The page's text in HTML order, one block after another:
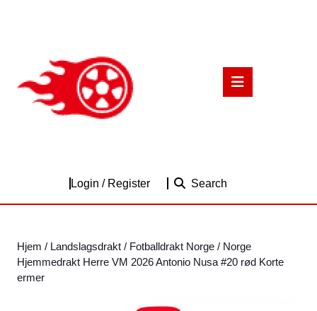
Login / RegisterLogin
Search
Hjem / Landslagsdrakt / Fotballdrakt Norge / Norge
Hjemmedrakt Herre VM 2026 Antonio Nusa #20 rød Korte
ermer